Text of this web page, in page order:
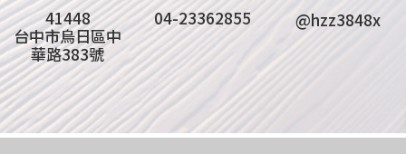
41448
台中市烏日區中
華路383號
04-23362855 @hzz3848x